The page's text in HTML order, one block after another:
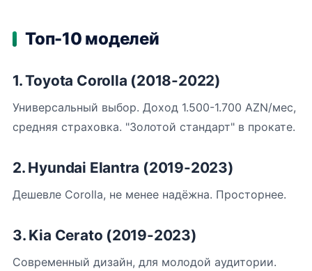
Топ-10 моделей
1. Toyota Corolla (2018-2022)
Универсальный выбор. Доход 1.500-1.700 AZN/мес,
средняя страховка. "Золотой стандарт" в прокате.
2. Hyundai Elantra (2019-2023)
Дешевле Corolla, не менее надёжна. Просторнее.
3. Kia Cerato (2019-2023)
Современный дизайн, для молодой аудитории.